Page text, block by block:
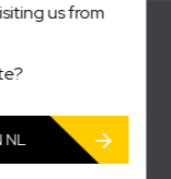
us from
NL